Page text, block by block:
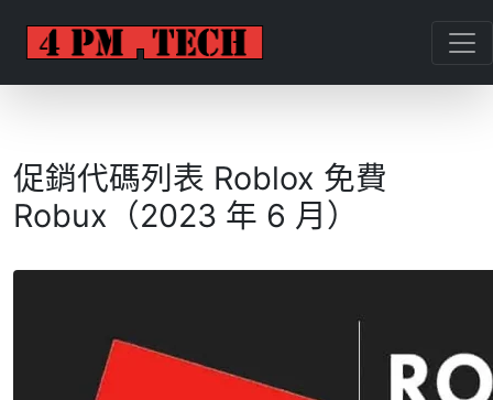
促銷代碼列表 Roblox 免費
Robux（2023 年 6 月）